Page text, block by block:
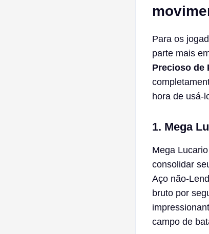
Para os
parte mais
Precioso de
hora de usá-
1. Mega
Mega
consolidar
Aço não-
bruto por
campo de